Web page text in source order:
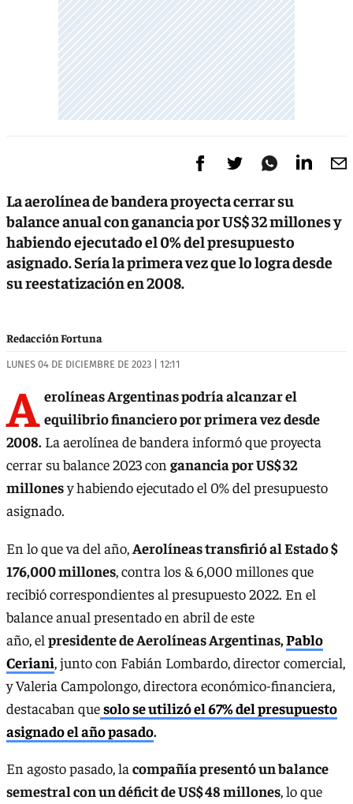
La aerolínea de bandera proyecta cerrar su
balance anual con ganancia por US$ 32 millones y
habiendo ejecutado el 0% del presupuesto
asignado. Sería la primera vez que lo logra desde
su reestatización en 2008.
Redacción Fortuna
LUNES 04 DE DICIEMBRE DE 2023 | 12:11
A erolíneas Argentinas podría alcanzar el
equilibrio financiero por primera vez desde
2008. La aerolínea de bandera informó que proyecta
cerrar su balance 2023 con ganancia por US$ 32
millonesy habiendo ejecutado el 0% del presupuesto
asignado.
En lo que va del año,Aerolíneas transfirió al Estado $
176,000 millones, contra los & 6,000 millones que
recibió correspondientes al presupuesto 2022. En el
balance anual presentado en abril de este
año, el presidente de Aerolíneas Argentinas,Pablo
Ceriani, junto con Fabián Lombardo, director comercial,
y Valeria Campolongo, directora económico-financiera,
destacaban quesolo se utilizó el 67% del presupuesto
asignado el año pasado.
En agosto pasado, la compañía presentó un balance
semestral con un déficit de US$ 48 millones, lo que